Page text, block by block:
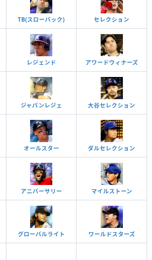
TB(スローバック) セレクション
レジェンド アワードウィナーズ
ジャパンレジェ 大谷セレクション
オールスター ダルセレクション
アニバーサリー マイルストーン
グローバルライト ワールドスターズ